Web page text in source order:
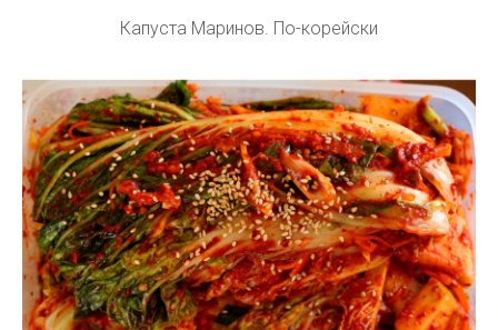
Капуста Маринов. По-корейски